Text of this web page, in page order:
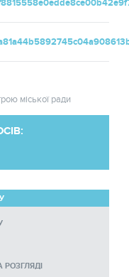
міської ради